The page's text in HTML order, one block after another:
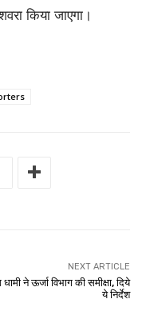
किया जाएगा।
NEXT ARTICLE
ने ऊर्जा विभाग की समीक्षा, दिये
ये निर्देश